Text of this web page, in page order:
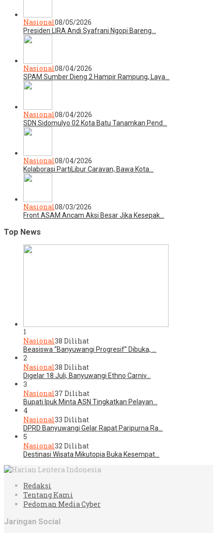
Nasional08/05/2026
Presiden LIRA Andi Syafrani Ngopi Bareng…
Nasional08/04/2026
SPAM Sumber Dieng 2 Hampir Rampung, Laya…
Nasional08/04/2026
SDN Sidomulyo 02 Kota Batu Tanamkan Pend…
Nasional08/04/2026
Kolaborasi PartiLibur Caravan, Bawa Kota…
Nasional08/03/2026
Front ASAM Ancam Aksi Besar Jika Kesepak…
Top News
1
Nasional38 Dilihat
Beasiswa “Banyuwangi Progresif” Dibuka, …
2
Nasional38 Dilihat
Digelar 18 Juli, Banyuwangi Ethno Carniv…
3
Nasional37 Dilihat
Bupati Ipuk Minta ASN Tingkatkan Pelayan…
4
Nasional33 Dilihat
DPRD Banyuwangi Gelar Rapat Paripurna Ra…
5
Nasional32 Dilihat
Destinasi Wisata Mikutopia Buka Kesempat…
Redaksi
Tentang Kami
Pedoman Media Cyber
Jaringan Social